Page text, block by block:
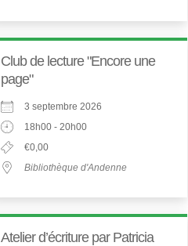
Club de lecture "Encore une
page"
3 septembre 2026
18h00 - 20h00
€0,00
Bibliothèque d'Andenne
Atelier d’écriture par Patricia